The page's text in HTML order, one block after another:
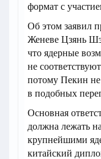
формат с
Об этом заявил
Женеве Цзянь
что ядерные
не
потому Пекин не
в подобных
Основная
должна лежать
крупнейшими
китайский